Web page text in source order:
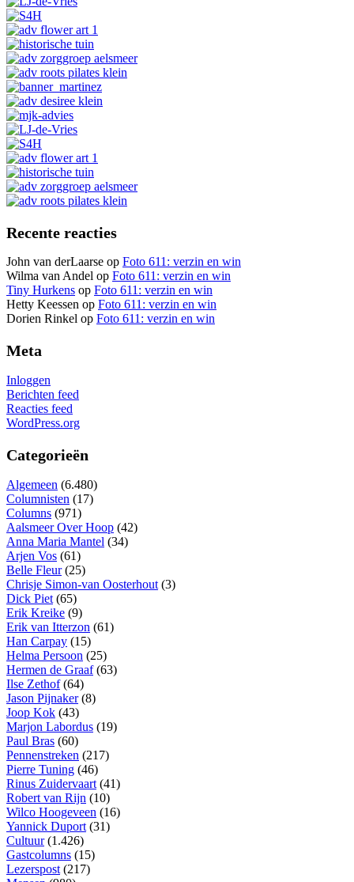
Recente reacties
John van derLaarse op Foto 611: verzin en win
Wilma van Andel op Foto 611: verzin en win
Tiny Hurkens op Foto 611: verzin en win
Hetty Keessen op Foto 611: verzin en win
Dorien Rinkel op Foto 611: verzin en win
Meta
Inloggen
Berichten feed
Reacties feed
WordPress.org
Categorieën
Algemeen (6.480)
Columnisten (17)
Columns (971)
Aalsmeer Over Hoop (42)
Anna Maria Mantel (34)
Arjen Vos (61)
Belle Fleur(25)
Chrisje Simon-van Oosterhout (3)
Dick Piet (65)
Erik Kreike (9)
Erik van Itterzon (61)
Han Carpay (15)
Helma Persoon (25)
Hermen de Graaf(63)
Ilse Zethof(64)
Jason Pijnaker(8)
Joop Kok (43)
Marjon Labordus (19)
Paul Bras (60)
Pennenstreken (217)
Pierre Tuning (46)
Rinus Zuidervaart (41)
Robert van Rijn (10)
Wilco Hoogeveen (16)
Yannick Duport (31)
Cultuur(1.426)
Gastcolumns (15)
Lezerspost (217)